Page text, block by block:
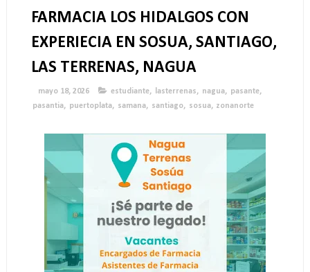
FARMACIA LOS HIDALGOS CON
EXPERIECIA EN SOSUA, SANTIAGO,
LAS TERRENAS, NAGUA
mayo 18, 2026 estudiante, lasterrenas, nagua, pasante,
pasantia, puertoplata, samana, santiago, sosua, zonanorte